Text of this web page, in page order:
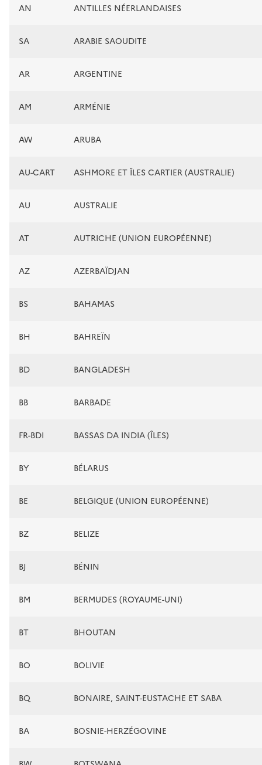
AN ANTILLES NÉERLANDAISES
SA ARABIE SAOUDITE
AR ARGENTINE
AM ARMÉNIE
AW ARUBA
AU-CART ASHMORE ET ÎLES CARTIER (AUSTRALIE)
AU AUSTRALIE
AT AUTRICHE (UNION EUROPÉENNE)
AZ AZERBAÏDJAN
BS BAHAMAS
BH BAHREÏN
BD BANGLADESH
BB BARBADE
FR-BDI BASSAS DA INDIA (ÎLES)
BY BÉLARUS
BE BELGIQUE (UNION EUROPÉENNE)
BZ BELIZE
BJ BÉNIN
BM BERMUDES (ROYAUME-UNI)
BT BHOUTAN
BO BOLIVIE
BQ BONAIRE, SAINT-EUSTACHE ET SABA
BA BOSNIE-HERZÉGOVINE